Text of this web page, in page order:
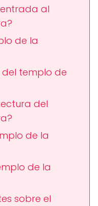
al
de la
del templo de
del
de la
de la
sobre el